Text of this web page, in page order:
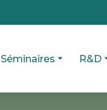
Séminaires R&D